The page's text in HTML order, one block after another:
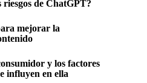
riesgos de ChatGPT?
mejorar la
y los factores
influyen en ella